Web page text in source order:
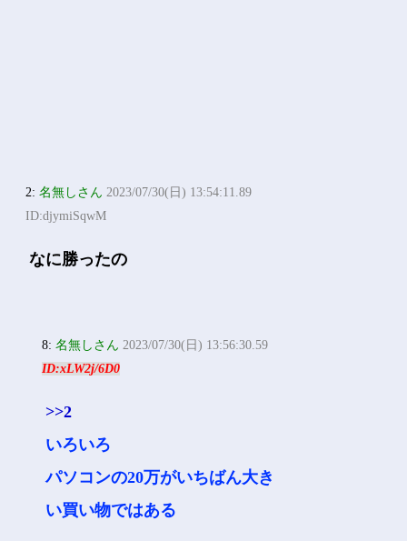
2:名無しさん 2023/07/30(日) 13:54:11.89
ID:djymiSqwM
なに勝ったの
8:名無しさん 2023/07/30(日) 13:56:30.59
ID:xLW2j/6D0
>>2
いろいろ
パソコンの20万がいちばん大き
い買い物ではある